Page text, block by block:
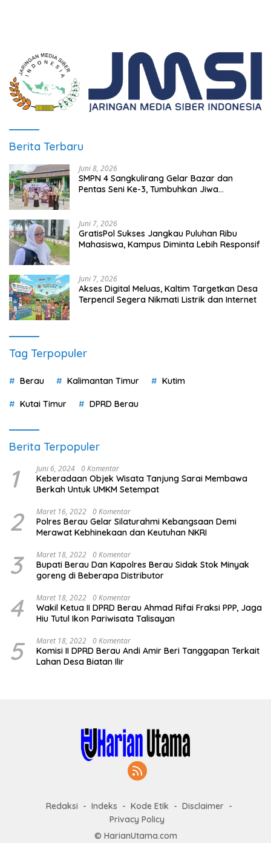
Berita Terbaru
Juni 8, 2026
SMPN 4 Sangkulirang Gelar Bazar dan
Pentas Seni Ke-3, Tumbuhkan Jiwa
Juni 7, 2026
GratisPol Sukses Jangkau Puluhan Ribu
Mahasiswa, Kampus Diminta Lebih Responsif
Juni 7, 2026
Akses Digital Meluas, Kaltim Targetkan Desa
Terpencil Segera Nikmati Listrik dan Internet
Tag Terpopuler
Berau Kalimantan Timur Kutim
Kutai Timur DPRD Berau
Berita Terpopuler
1 Juni 6, 2024 0 Komentar
Keberadaan Objek Wisata Tanjung Sarai Membawa
Berkah Untuk UMKM Setempat
2 Maret 16, 2022 0 Komentar
Polres Berau Gelar Silaturahmi Kebangsaan Demi
Merawat Kebhinekaan dan Keutuhan NKRI
3 Maret 18, 2022 0 Komentar
Bupati Berau Dan Kapolres Berau Sidak Stok Minyak
goreng di Beberapa Distributor
4 Maret 18, 2022 0 Komentar
Wakil Ketua II DPRD Berau Ahmad Rifai Fraksi PPP, Jaga
Hiu Tutul Ikon Pariwisata Talisayan
5 Maret 18, 2022 0 Komentar
Komisi II DPRD Berau Andi Amir Beri Tanggapan Terkait
Lahan Desa Biatan Ilir
Redaksi Indeks Kode Etik
Disclaimer
Privacy Policy
© HarianUtama.com